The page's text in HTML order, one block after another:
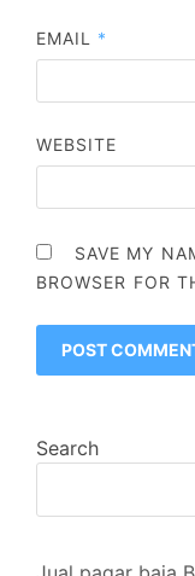
EMAIL *
WEBSITE
SAVE MY
BROWSER FOR
Search